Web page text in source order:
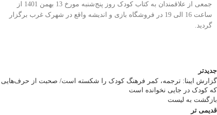
جمعی از علاقمندان به کتاب کودک روز پنج‌شنبه مورخ 13 بهمن 1401 از
ساعت 16 الی 19 در فروشگاه بازی و اندیشه واقع در شهرک غرب برگزار
گردید.
جدیدتر
گزارش ایبنا: ترجمه، کمر فرهنگ کودک را شکسته است/ صحبت از حرف‌هایی
که کودک در جایی نخوانده است
بازگشت به لیست
قدیمی تر